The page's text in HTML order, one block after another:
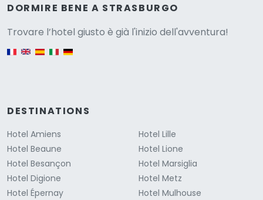
DORMIRE BENE A STRASBURGO
Trovare l’hotel giusto è già l'inizio dell'avventura!
English version
DESTINATIONS
Hotel Amiens
Hotel Beaune
Hotel Besançon
Hotel Digione
Hotel Épernay
Hotel Lille
Hotel Lione
Hotel Marsiglia
Hotel Metz
Hotel Mulhouse